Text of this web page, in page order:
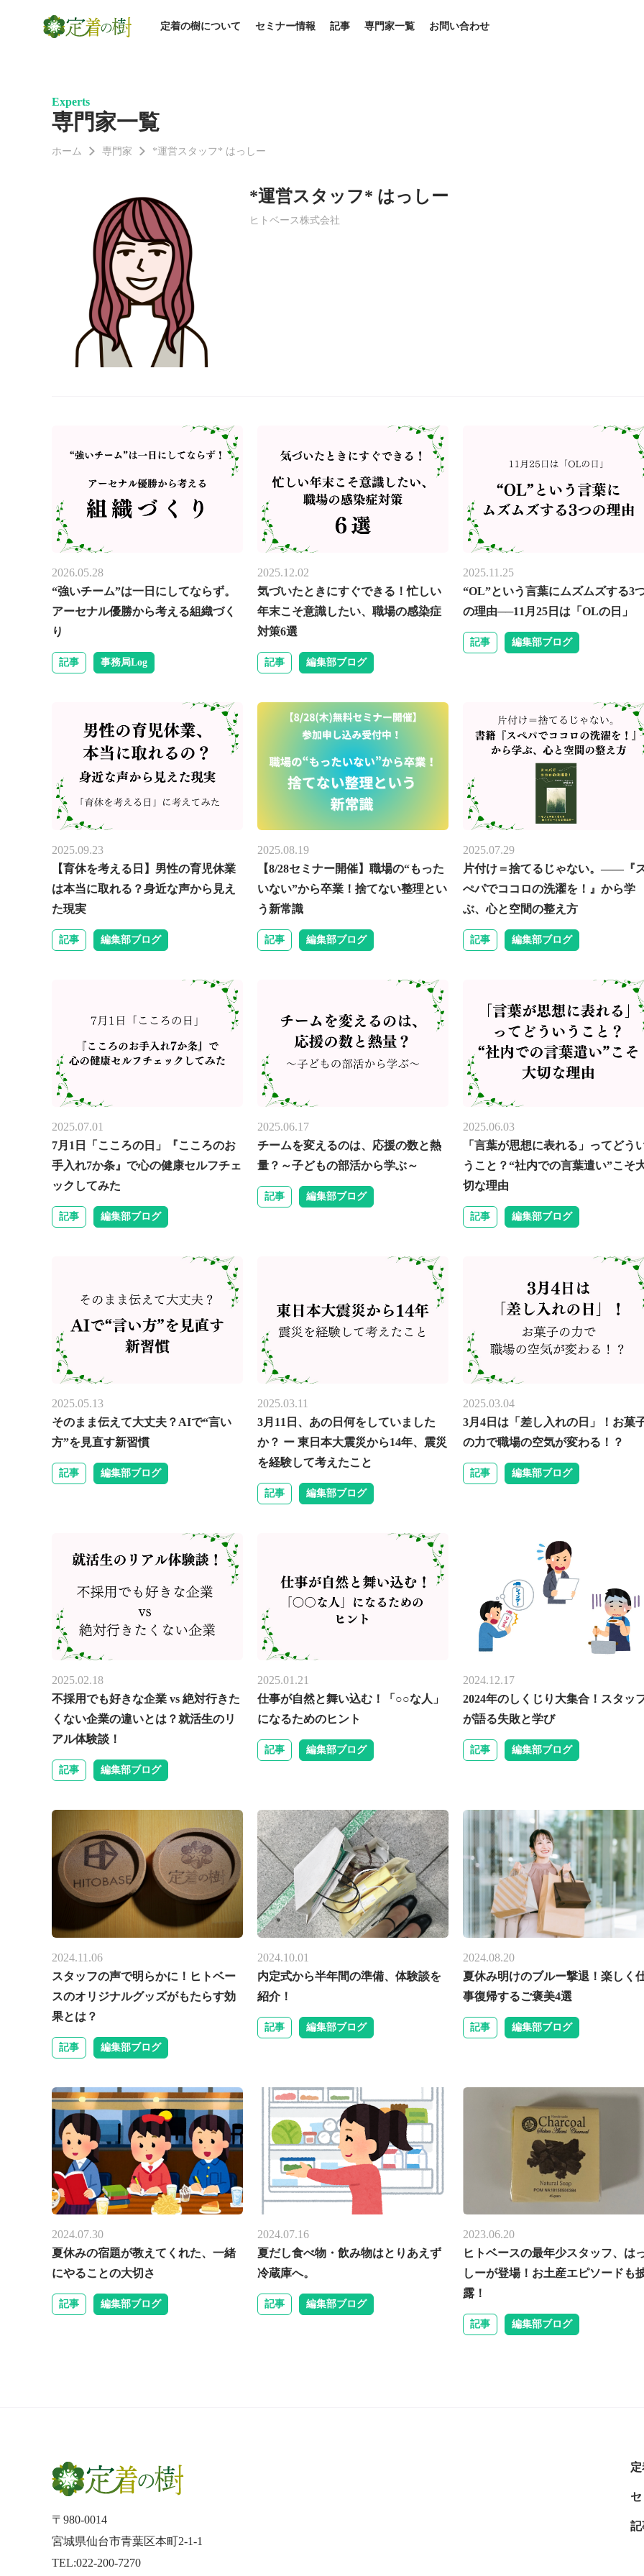
定着の樹について セミナー情報 記事 専門家一覧 お問い合わせ
Experts
専門家一覧
ホーム 専門家 *運営スタッフ* はっしー
*運営スタッフ* はっしー
ヒトベース株式会社
2026.05.28
“強いチーム”は一日にしてならず。
アーセナル優勝から考える組織づく
り
記事 事務局Log
2025.12.02
気づいたときにすぐできる！忙しい
年末こそ意識したい、職場の感染症
対策6選
記事 編集部ブログ
2025.11.25
“OL”という言葉にムズムズする3
の理由──11月25日は「OLの日」
記事 編集部ブログ
2025.09.23
【育休を考える日】男性の育児休業
は本当に取れる？身近な声から見え
た現実
記事 編集部ブログ
2025.08.19
【8/28セミナー開催】職場の“もった
いない”から卒業！捨てない整理とい
う新常識
記事 編集部ブログ
2025.07.29
片付け＝捨てるじゃない。——『
ぺパでココロの洗濯を！』から学
ぶ、心と空間の整え方
記事 編集部ブログ
2025.07.01
7月1日「こころの日」『こころのお
手入れ7か条』で心の健康セルフチェ
ックしてみた
記事 編集部ブログ
2025.06.17
チームを変えるのは、応援の数と熱
量？～子どもの部活から学ぶ～
記事 編集部ブログ
2025.06.03
「言葉が思想に表れる」ってどう
うこと？“社内での言葉遣い”こそ
切な理由
記事 編集部ブログ
2025.05.13
そのまま伝えて大丈夫？AIで“言い
方”を見直す新習慣
記事 編集部ブログ
2025.03.11
3月11日、あの日何をしていました
か？ ー 東日本大震災から14年、震災
を経験して考えたこと
記事 編集部ブログ
2025.03.04
3月4日は「差し入れの日」！お菓
の力で職場の空気が変わる！？
記事 編集部ブログ
2025.02.18
不採用でも好きな企業 vs 絶対行きた
くない企業の違いとは？就活生のリ
アル体験談！
記事 編集部ブログ
2025.01.21
仕事が自然と舞い込む！「○○な人」
になるためのヒント
記事 編集部ブログ
2024.12.17
2024年のしくじり大集合！スタッ
が語る失敗と学び
記事 編集部ブログ
2024.11.06
スタッフの声で明らかに！ヒトベー
スのオリジナルグッズがもたらす効
果とは？
記事 編集部ブログ
2024.10.01
内定式から半年間の準備、体験談を
紹介！
記事 編集部ブログ
2024.08.20
夏休み明けのブルー撃退！楽しく
事復帰するご褒美4選
記事 編集部ブログ
2024.07.30
夏休みの宿題が教えてくれた、一緒
にやることの大切さ
記事 編集部ブログ
2024.07.16
夏だし食べ物・飲み物はとりあえず
冷蔵庫へ。
記事 編集部ブログ
2023.06.20
ヒトベースの最年少スタッフ、は
しーが登場！お土産エピソードも
露！
記事 編集部ブログ
〒980-0014
宮城県仙台市青葉区本町2-1-1
TEL:022-200-7270
記